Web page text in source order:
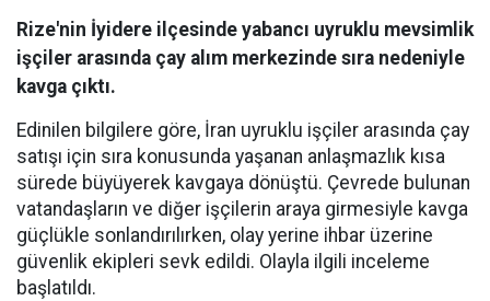
Rize'nin İyidere ilçesinde yabancı uyruklu mevsimlik
işçiler arasında çay alım merkezinde sıra nedeniyle
kavga çıktı.
Edinilen bilgilere göre, İran uyruklu işçiler arasında çay
satışı için sıra konusunda yaşanan anlaşmazlık kısa
sürede büyüyerek kavgaya dönüştü. Çevrede bulunan
vatandaşların ve diğer işçilerin araya girmesiyle kavga
güçlükle sonlandırılırken, olay yerine ihbar üzerine
güvenlik ekipleri sevk edildi. Olayla ilgili inceleme
başlatıldı.